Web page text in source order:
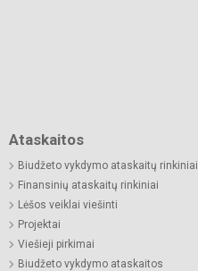
Ataskaitos
Biudžeto vykdymo ataskaitų rinkiniai
Finansinių ataskaitų rinkiniai
Lėšos veiklai viešinti
Projektai
Viešieji pirkimai
Biudžeto vykdymo ataskaitos